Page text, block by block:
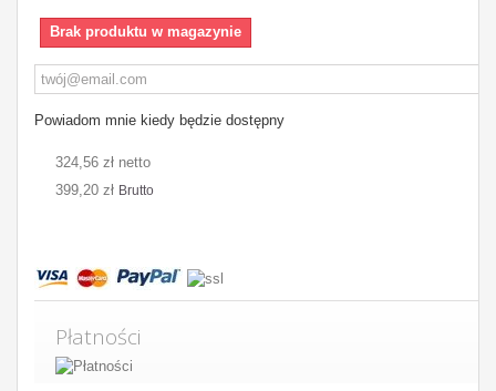
Brak produktu w magazynie
Powiadom mnie kiedy będzie dostępny
324,56 zł netto
399,20 zł Brutto
Płatności